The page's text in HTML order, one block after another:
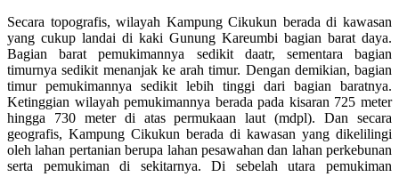
Secara topografis, wilayah Kampung Cikukun berada di kawasan
yang cukup landai di kaki Gunung Kareumbi bagian barat daya.
Bagian barat pemukimannya sedikit daatr, sementara bagian
timurnya sedikit menanjak ke arah timur. Dengan demikian, bagian
timur pemukimannya sedikit lebih tinggi dari bagian baratnya.
Ketinggian wilayah pemukimannya berada pada kisaran 725 meter
hingga 730 meter di atas permukaan laut (mdpl). Dan secara
geografis, Kampung Cikukun berada di kawasan yang dikelilingi
oleh lahan pertanian berupa lahan pesawahan dan lahan perkebunan
serta pemukiman di sekitarnya. Di sebelah utara pemukiman